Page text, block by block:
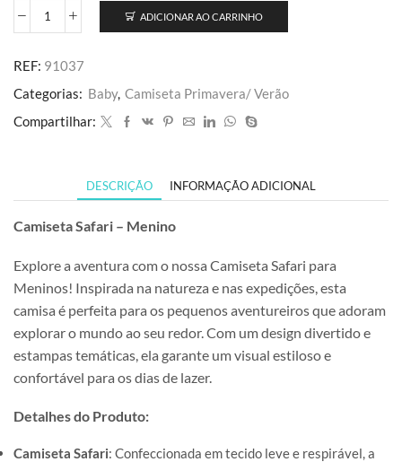
ADICIONAR AO CARRINHO
REF: 91037
Categorias: Baby, Camiseta Primavera/ Verão
Compartilhar:
DESCRIÇÃO INFORMAÇÃO ADICIONAL
Camiseta Safari – Menino
Explore a aventura com o nossa Camiseta Safari para
Meninos! Inspirada na natureza e nas expedições, esta
camisa é perfeita para os pequenos aventureiros que adoram
explorar o mundo ao seu redor. Com um design divertido e
estampas temáticas, ela garante um visual estiloso e
confortável para os dias de lazer.
Detalhes do Produto:
Camiseta Safari: Confeccionada em tecido leve e respirável, a